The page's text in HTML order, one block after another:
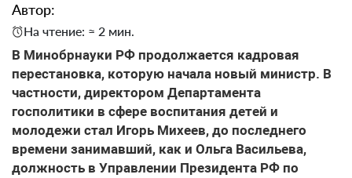
Автор:
На чтение: ≈ 2 мин.
В Минобрнауки РФ продолжается кадровая
перестановка, которую начала новый министр. В
частности, директором Департамента
госполитики в сфере воспитания детей и
молодежи стал Игорь Михеев, до последнего
времени занимавший, как и Ольга Васильева,
должность в Управлении Президента РФ по